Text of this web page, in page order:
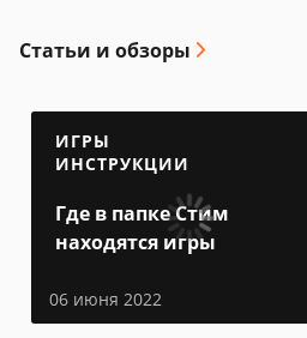
Статьи и обзоры
ИГРЫ
ИНСТРУКЦИИ
Где в папке Стим
находятся игры
06 июня 2022